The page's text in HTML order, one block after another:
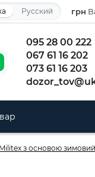
грн
Русский
095 28 00 222
067 61 16 202
073 61 16 203
Militex з основою